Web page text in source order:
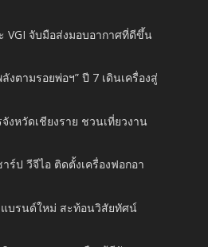
VGI จับมือส่งมอบอากาศที่ดีขึ้น
งตามรอยพ่อฯ” ปี 7 เดินเครื่องสู่
งหวัดเชียงราย ชวนเที่ยวงาน
ร์ป วีจีไอ ติดตั้งเครื่องฟอกอา
บรนด์ใหม่ สะท้อนวิสัยทัศน์